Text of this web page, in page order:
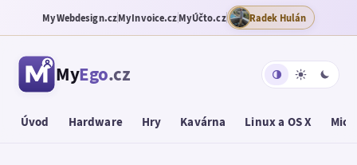
MyWebdesign.czMyInvoice.czMyÚčto.cz Radek Hulán
MyEgo.cz
Úvod Hardware Hry Kavárna Linux a OS X